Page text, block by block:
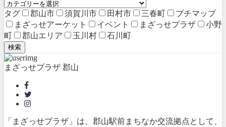
タグ 郡山市 須賀川市 田村市 三春町
プチマップ
まざっせアーケット
イベント まざっせプラザ
小野
町
郡山エリア 玉川村 石川町
検索
まざっせプラザ 郡山
「まざっせプラザ」は、郡山駅前まちなか交流拠点として、